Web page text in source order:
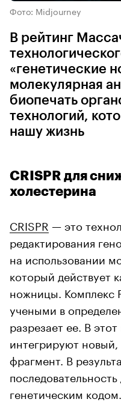
Фото: Midjourney
В рейтинг
«генетические
молекулярная
биопечать
технологий,
нашу жизнь
CRISPR для
холестерина
CRISPR — это
редактирования
на использовании
который действует
ножницы. Комплекс
учеными в
разрезает ее. В
интегрируют
фрагмент. В
генетическим кодом.